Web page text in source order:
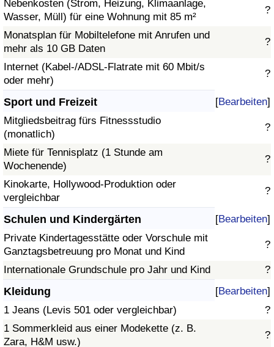
Nebenkosten (Strom, Heizung, Klimaanlage,
Wasser, Müll) für eine Wohnung mit 85 m²
?
Monatsplan für Mobiltelefone mit Anrufen und
mehr als 10 GB Daten
?
Internet (Kabel-/ADSL-Flatrate mit 60 Mbit/s
oder mehr)
?
Sport und Freizeit [Bearbeiten]
Mitgliedsbeitrag fürs Fitnessstudio
(monatlich)
?
Miete für Tennisplatz (1 Stunde am
Wochenende)
?
Kinokarte, Hollywood-Produktion oder
vergleichbar
?
Schulen und Kindergärten [Bearbeiten]
Private Kindertagesstätte oder Vorschule mit
Ganztagsbetreuung pro Monat und Kind
?
Internationale Grundschule pro Jahr und Kind ?
Kleidung [Bearbeiten]
1 Jeans (Levis 501 oder vergleichbar)
?
1 Sommerkleid aus einer Modekette (z. B.
Zara, H&M usw.)
?